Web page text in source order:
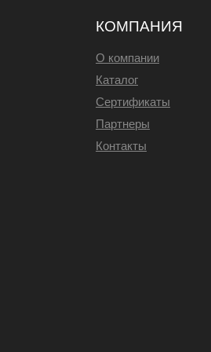
КОМПАНИЯ
О компании
Каталог
Сертификаты
Партнеры
Контакты